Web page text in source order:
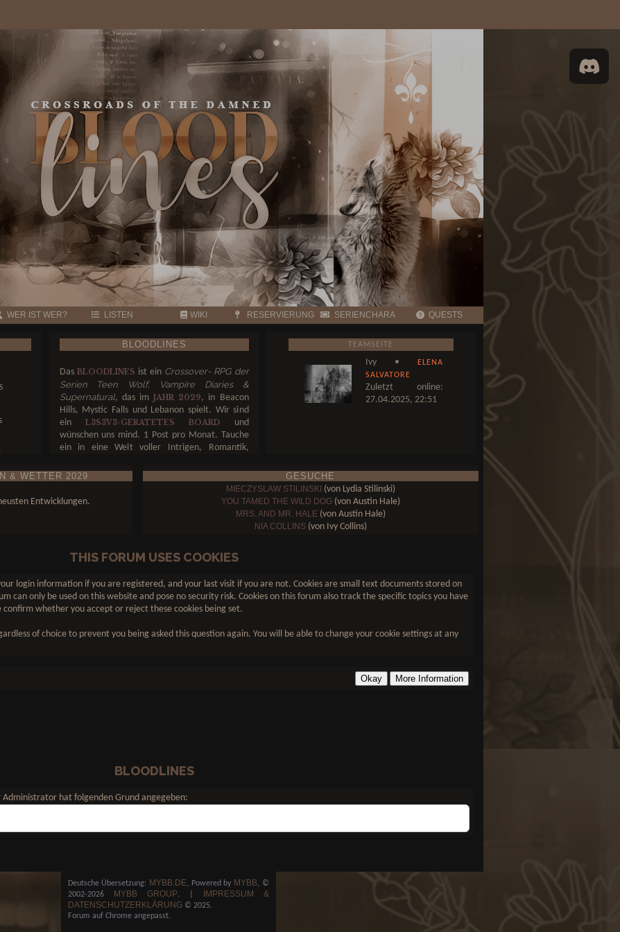
WER IST WER? LISTEN WIKI RESERVIERUNG SERIENCHARA QUESTS
BLOODLINES
Das BLOODLINES ist ein Crossover- RPG der
Serien Teen Wolf, Vampire Diaries &
Supernatural, das im JAHR 2029, in Beacon
Hills, Mystic Falls und Lebanon spielt. Wir sind
ein L3S3V3-GERATETES BOARD und
wünschen uns mind. 1 Post pro Monat. Tauche
ein in eine Welt voller Intrigen, Romantik,
auf welcher Seite du stehst – und ob du die Welt
retten oder ins Verderben stürzen willst.
TEAMSEITE
Ivy •
ELENA
SALVATORE
Zuletzt online:
27.04.2025, 22:51
& WETTER 2029
Entwicklungen.
GESUCHE
MIECZYSLAW STILINSKI (von Lydia Stilinski)
YOU TAMED THE WILD DOG(von Austin Hale)
MRS. AND MR. HALE(von Austin Hale)
NIA COLLINS(von Ivy Collins)
DAMON SALVATORE
THE HEARTBEAT OF MYSTIC FALLS
THIS FORUM USES COOKIES
login information if you are registered, and your last visit if you are not. Cookies are small text documents stored on
can only be used on this website and pose no security risk. Cookies on this forum also track the specific topics you have
whether you accept or reject these cookies being set.
of choice to prevent you being asked this question again. You will be able to change your cookie settings at any
BLOODLINES
Administrator hat folgenden Grund angegeben:
Deutsche Übersetzung: MYBB.DE, Powered by MYBB, ©
2002-2026
MYBB GROUP.
IMPRESSUM &
DATENSCHUTZERKLÄRUNG© 2025.
Forum auf Chrome angepasst.